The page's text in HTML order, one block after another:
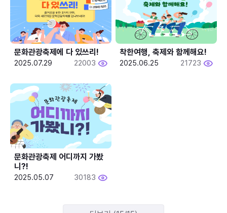
문화관광축제에 다 있쓰리!
2025.07.29 22003
착한여행, 축제와 함께해요!
2025.06.25 21723
문화관광축제 어디까지 가봤
니?!
2025.05.07 30183